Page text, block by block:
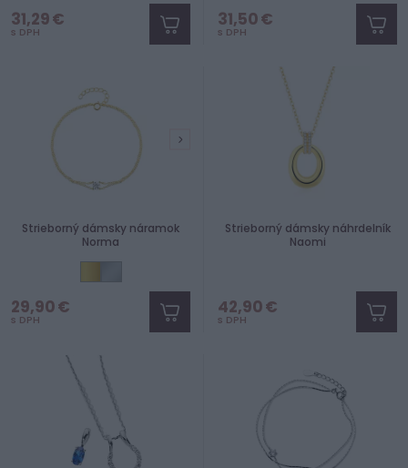
31,29 €
s DPH
31,50 €
s DPH
Strieborný dámsky náramok
Norma
29,90 €
s DPH
Strieborný dámsky náhrdelník
Naomi
42,90 €
s DPH